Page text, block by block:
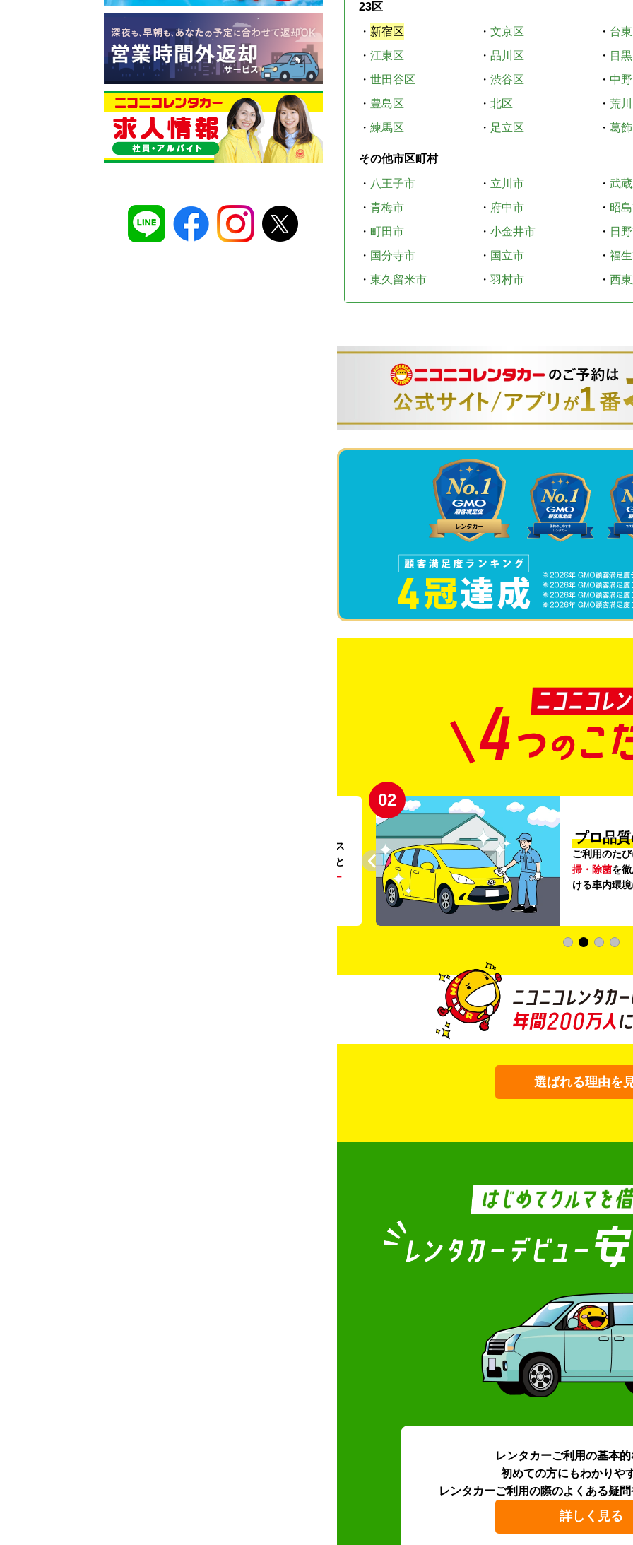
23区
・ 新宿区 ・ 文京区 ・ 台
・ 江東区 ・ 品川区 ・ 目
・ 世田谷区 ・ 渋谷区 ・ 中
・ 豊島区 ・ 北区 ・ 荒
・ 練馬区 ・ 足立区 ・ 葛
その他市区町村
・ 八王子市 ・ 立川市 ・ 武
・ 青梅市 ・ 府中市 ・ 昭
・ 町田市 ・ 小金井市 ・ 日
・ 国分寺市 ・ 国立市 ・ 福
・ 東久留米市 ・ 羽村市 ・ 西
。ガソリンス
タンドや整備工場の既存インフラを活用すること
リー
02
プロ品
ご利用のた
掃・除菌を
ける車内環
選ばれる理由を
レンタカーご利用の基本
初めての方にもわかりや
レンタカーご利用の際のよくある疑問
詳しく見る